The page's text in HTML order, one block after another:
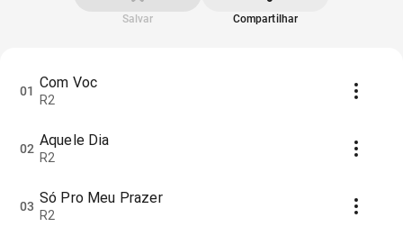
Salvar Compartilhar
01 Com Voc
R2
02 Aquele Dia
R2
03 Só Pro Meu Prazer
R2